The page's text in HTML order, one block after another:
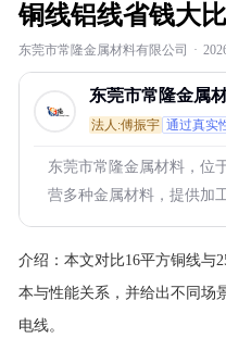
铜线铝线省钱大
东莞市常隆金属材料有限公司 ·
东莞市常隆金属
法人:傅振宇 通过真实
东莞市常隆金属材料，位
营多种金属材料，提供加
介绍： 本文对比16平方铜线与
本与性能关系，并给出不同场
电线。